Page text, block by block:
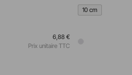
6,88 €
Prix unitaire TTC
10 cm